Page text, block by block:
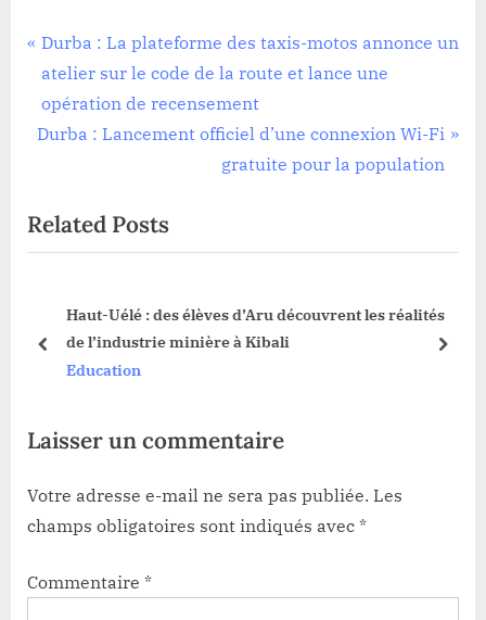
Mine
Navigation
de
l’article
P
r
e
v
u
s
s
Durba : La plateforme des taxis-motos annonce un
atelier sur le code de la route et lance une
opération de recensement
N
t
P
t
Durba : Lancement officiel d’une connexion Wi-Fi
gratuite pour la population
Related Posts
Haut-Uélé : des élèves d’Aru découvrent les réalités
de l’industrie minière à Kibali
Education
prev next
Laisser un commentaire
Votre adresse e-mail ne sera pas publiée. Les
champs obligatoires sont indiqués avec *
Commentaire *